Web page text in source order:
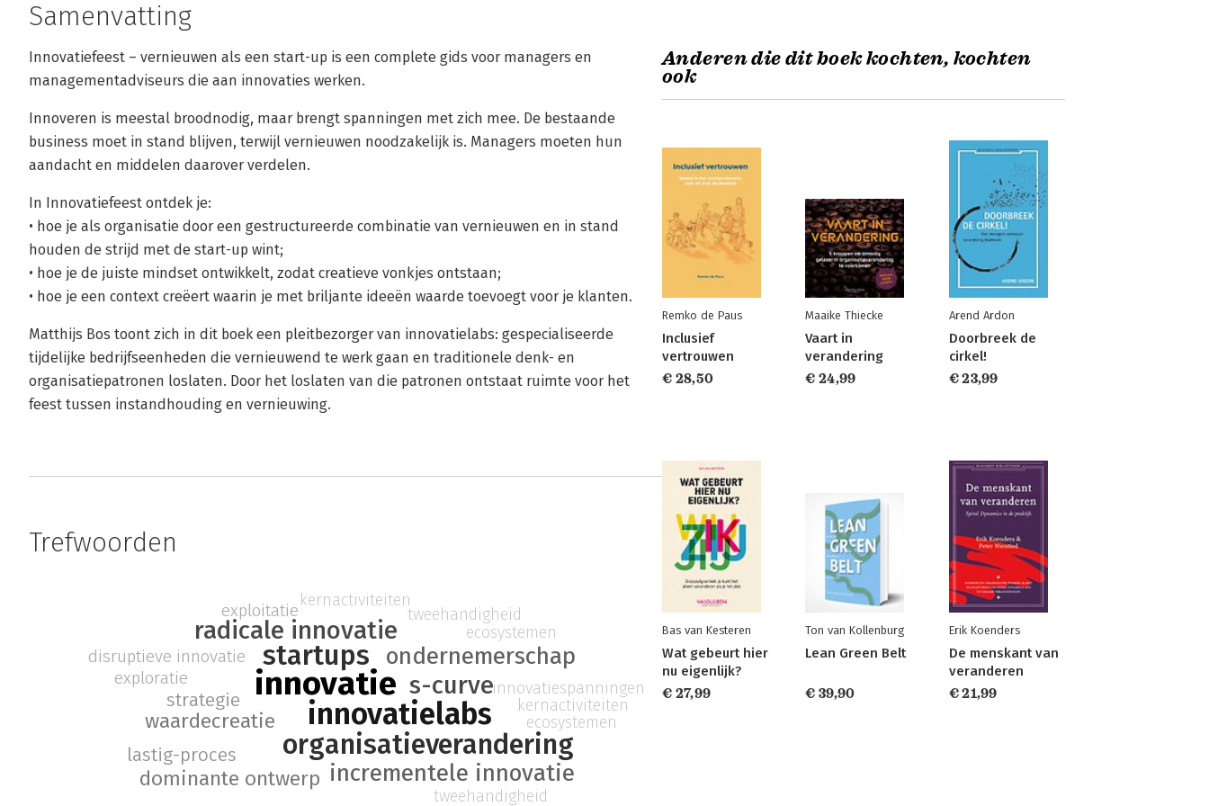
Samenvatting
Innovatiefeest – vernieuwen als een start-up is een complete gids voor managers en
managementadviseurs die aan innovaties werken.
Innoveren is meestal broodnodig, maar brengt spanningen met zich mee. De bestaande
business moet in stand blijven, terwijl vernieuwen noodzakelijk is. Managers moeten hun
aandacht en middelen daarover verdelen.
In Innovatiefeest ontdek je:
• hoe je als organisatie door een gestructureerde combinatie van vernieuwen en in stand
houden de strijd met de start-up wint;
• hoe je de juiste mindset ontwikkelt, zodat creatieve vonkjes ontstaan;
• hoe je een context creëert waarin je met briljante ideeën waarde toevoegt voor je klanten.
Matthijs Bos toont zich in dit boek een pleitbezorger van innovatielabs: gespecialiseerde
tijdelijke bedrijfseenheden die vernieuwend te werk gaan en traditionele denk- en
organisatiepatronen loslaten. Door het loslaten van die patronen ontstaat ruimte voor het
feest tussen instandhouding en vernieuwing.
Trefwoorden
innovatie
innovatielabs
startups
organisatieverandering
s-curve
radicale innovatie
incrementele innovatie
ondernemerschap
dominante ontwerp
waardecreatie
lastig-proces
strategie
exploratie
disruptieve innovatie
exploitatie
kernactiviteiten
tweehandigheid
ecosystemen
innovatiespanningen
kernactiviteiten
tweehandigheid
ecosystemen
Anderen die dit boek kochten, kochten
ook
Remko de Paus
Inclusief
vertrouwen
€ 28,50
Maaike Thiecke
Vaart in
verandering
€ 24,99
Arend Ardon
Doorbreek de
cirkel!
€ 23,99
Bas van Kesteren
Wat gebeurt hier
nu eigenlijk?
€ 27,99
Ton van Kollenburg
Lean Green Belt
€ 39,90
Erik Koenders
De menskant van
veranderen
€ 21,99